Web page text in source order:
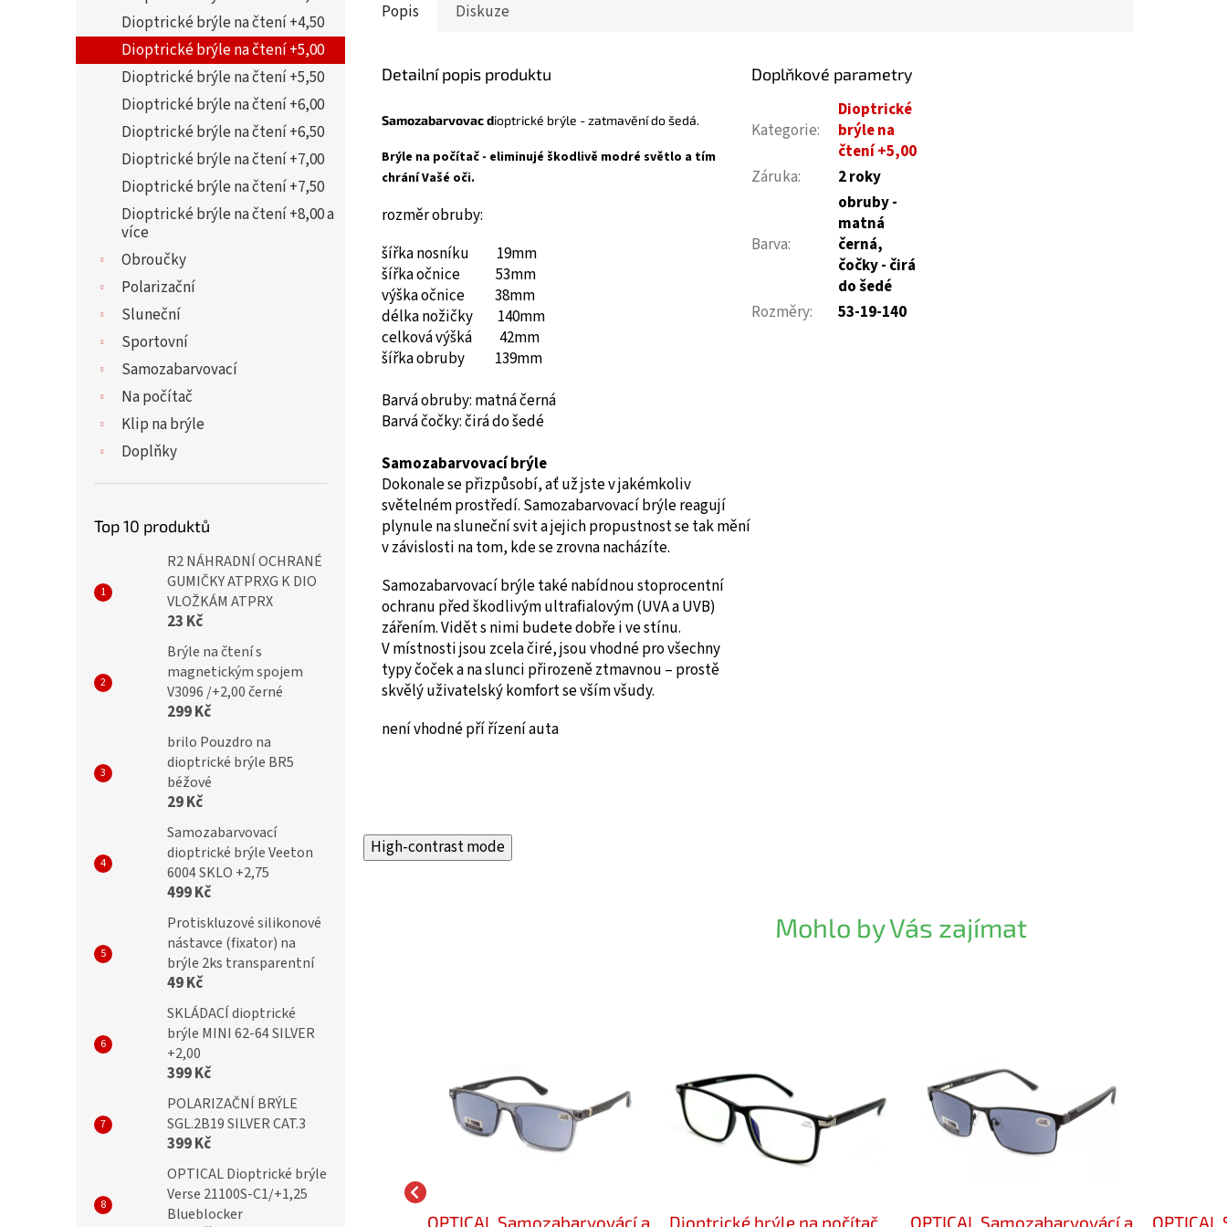
Dioptrické brýle na čtení +4,50
Dioptrické brýle na čtení +5,00
Dioptrické brýle na čtení +5,50
Dioptrické brýle na čtení +6,00
Dioptrické brýle na čtení +6,50
Dioptrické brýle na čtení +7,00
Dioptrické brýle na čtení +7,50
Dioptrické brýle na čtení +8,00 a
více
Obroučky
Polarizační
Sluneční
Sportovní
Samozabarvovací
Na počítač
Klip na brýle
Doplňky
Top 10 produktů
R2 NÁHRADNÍ OCHRANÉ
GUMIČKY ATPRXG K DIO
VLOŽKÁM ATPRX
23 Kč
Brýle na čtení s
magnetickým spojem
V3096 /+2,00 černé
299 Kč
brilo Pouzdro na
dioptrické brýle BR5
béžové
29 Kč
Samozabarvovací
dioptrické brýle Veeton
6004 SKLO +2,75
499 Kč
Protiskluzové silikonové
nástavce (fixator) na
brýle 2ks transparentní
49 Kč
SKLÁDACÍ dioptrické
brýle MINI 62-64 SILVER
+2,00
399 Kč
POLARIZAČNÍ BRÝLE
SGL.2B19 SILVER CAT.3
399 Kč
OPTICAL Dioptrické brýle
Verse 21100S-C1/+1,25
Blueblocker
Popis Diskuze
Detailní popis produktu
Samozabarvovac dioptrické brýle - zatmavění do šedá.
Brýle na počítač - eliminujé škodlivě modré světlo a tím
chrání Vašé oči.
rozměr obruby:
šířka nosníku 19mm
šířka očnice 53mm
výška očnice 38mm
délka nožičky 140mm
celková výšká 42mm
šířka obruby 139mm
Barvá obruby: matná černá
Barvá čočky: čirá do šedé
Samozabarvovací brýle
Dokonale se přizpůsobí, ať už jste v jakémkoliv
světelném prostředí. Samozabarvovací brýle reagují
plynule na sluneční svit a jejich propustnost se tak mění
v závislosti na tom, kde se zrovna nacházíte.
Samozabarvovací brýle také nabídnou stoprocentní
ochranu před škodlivým ultrafialovým (UVA a UVB)
zářením. Vidět s nimi budete dobře i ve stínu.
V místnosti jsou zcela čiré, jsou vhodné pro všechny
typy čoček a na slunci přirozeně ztmavnou – prostě
skvělý uživatelský komfort se vším všudy.
není vhodné pří řízení auta
Doplňkové parametry
Kategorie:
Dioptrické
brýle na
čtení +5,00
Záruka: 2 roky
Barva:
obruby -
matná
černá,
čočky - čirá
do šedé
Rozměry: 53-19-140
High-contrast mode
Mohlo by Vás zajímat
OPTICAL Samozabarvovácí a
OPTICAL Samozabarvovácí a
Dioptrické brýle na počítač
OPTICAL Samozabarvovácí a